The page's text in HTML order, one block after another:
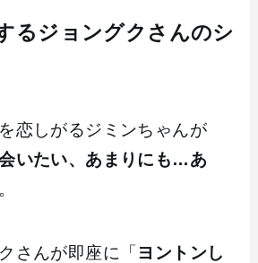
るジョングクさんのシ
恋しがるジミンちゃんが
いたい、あまりにも…あ
さんが即座に「ヨントンし